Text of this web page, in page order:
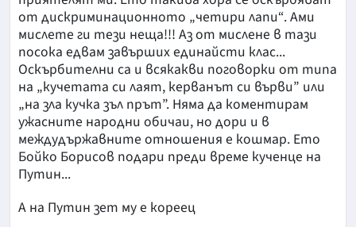
от дискриминационното „четири лапи“. Ами
мислете ги тези неща!!! Аз от мислене в тази
посока едвам завърших единайсти клас...
Оскърбителни са и всякакви поговорки от типа
на „кучетата си лаят, керванът си върви” или
„на зла кучка зъл прът”. Няма да коментирам
ужасните народни обичаи, но дори и в
междудържавните отношения е кошмар. Ето
Бойко Борисов подари преди време кученце на
Путин...
А на Путин зет му е кореец